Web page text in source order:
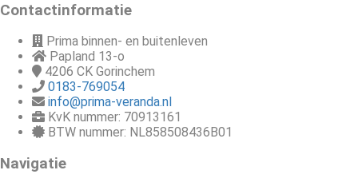
Contactinformatie
Prima binnen- en buitenleven
Papland 13-o
4206 CK Gorinchem
0183-769054
info@prima-veranda.nl
KvK nummer: 70913161
BTW nummer: NL858508436B01
Navigatie